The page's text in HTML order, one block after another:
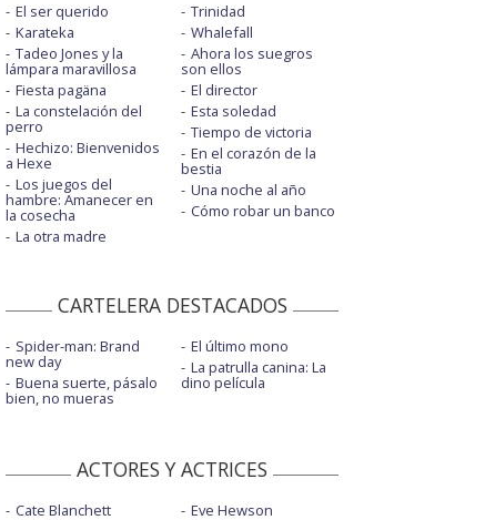
El ser querido
Karateka
Tadeo Jones y la
lámpara maravillosa
Fiesta pagäna
La constelación del
perro
Hechizo: Bienvenidos
a Hexe
Los juegos del
hambre: Amanecer en
la cosecha
La otra madre
Trinidad
Whalefall
Ahora los suegros
son ellos
El director
Esta soledad
Tiempo de victoria
En el corazón de la
bestia
Una noche al año
Cómo robar un banco
CARTELERA DESTACADOS
Spider-man: Brand
new day
Buena suerte, pásalo
bien, no mueras
El último mono
La patrulla canina: La
dino película
ACTORES Y ACTRICES
Cate Blanchett
Eve Hewson